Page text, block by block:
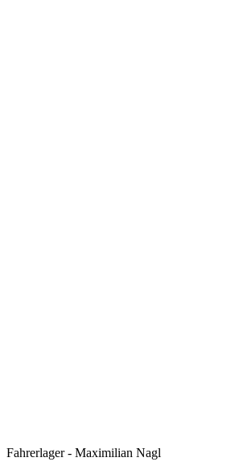
Fahrerlager - Maximilian Nagl